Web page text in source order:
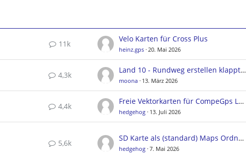
11k
Velo Karten für Cross Plus
heinz.gps 20. Mai 2026
4,3k
Land 10 - Rundweg erstellen klappt nicht
moona 13. März 2026
4,4k
Freie Vektorkarten für CompeGps Land/Air und Twonav
hedgehog 13. Juli 2026
5,6k
SD Karte als (standard) Maps Ordner in TwoNAV 6 für Android einstellen/wählen
hedgehog 7. Mai 2026